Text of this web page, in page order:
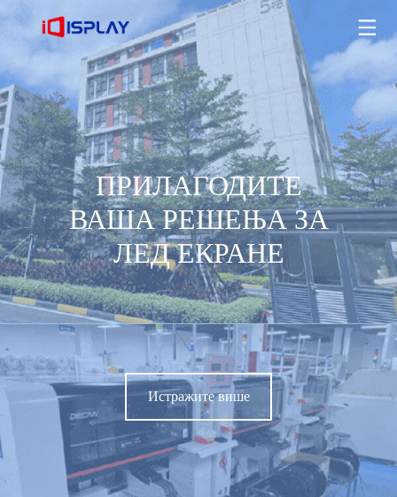
ПРИЛАГОДИТЕ
ВАША РЕШЕЊА ЗА
ЛЕД ЕКРАНЕ
Истражите више
ПРИЛАГОДИТЕ ВАША РЕШЕЊА ЗА ЛЕД ЕКРАНЕ
Истражите више